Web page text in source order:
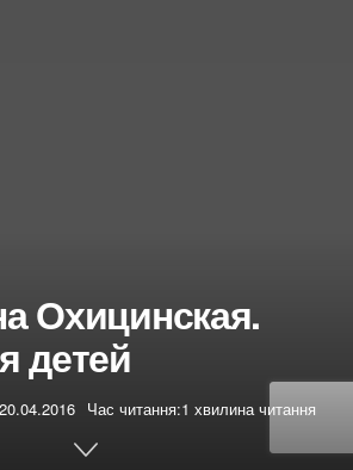
Охицинская.
детей
20.04.2016 Час читання:1 хвилина читання